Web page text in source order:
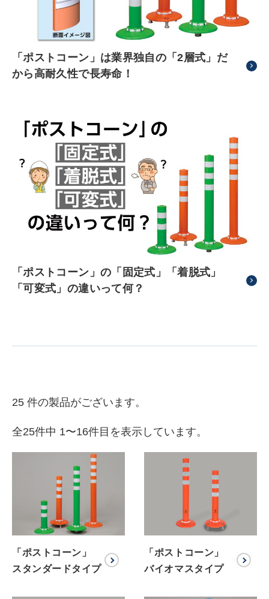
「ポストコーン」は業界独自の「2層式」だ
から高耐久性で長寿命！
「ポストコーン」の「固定式」「着脱式」
「可変式」の違いって何？
25 件の製品がございます。
全25件中 1〜16件目を表示しています。
「ポストコーン」
スタンダードタイプ
「ポストコーン」
バイオマスタイプ